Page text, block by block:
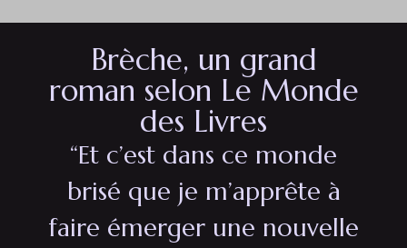
Brèche, un grand
roman selon Le Monde
des Livres
“Et c’est dans ce monde
brisé que je m’apprête à
faire émerger une nouvelle